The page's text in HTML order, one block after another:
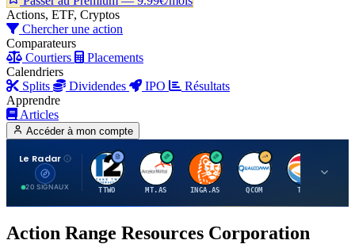
Actions, ETF, Cryptos
Chercher une action
Comparateurs
Courtiers
Placements
Calendriers
Splits
Dividendes IPO
Résultats
Apprendre
Articles
Accéder à mon compte
Le Radar
20 SIGNAUX
T
TTWO
A
MT.AS
I
INGA.AS
Q
QCOM
T
TTE
Action Range Resources Corporation